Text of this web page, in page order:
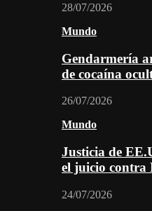
28/07/2026
Mundo
Gendarmería
de cocaína
26/07/2026
Mundo
Justicia de
el juicio contra
24/07/2026